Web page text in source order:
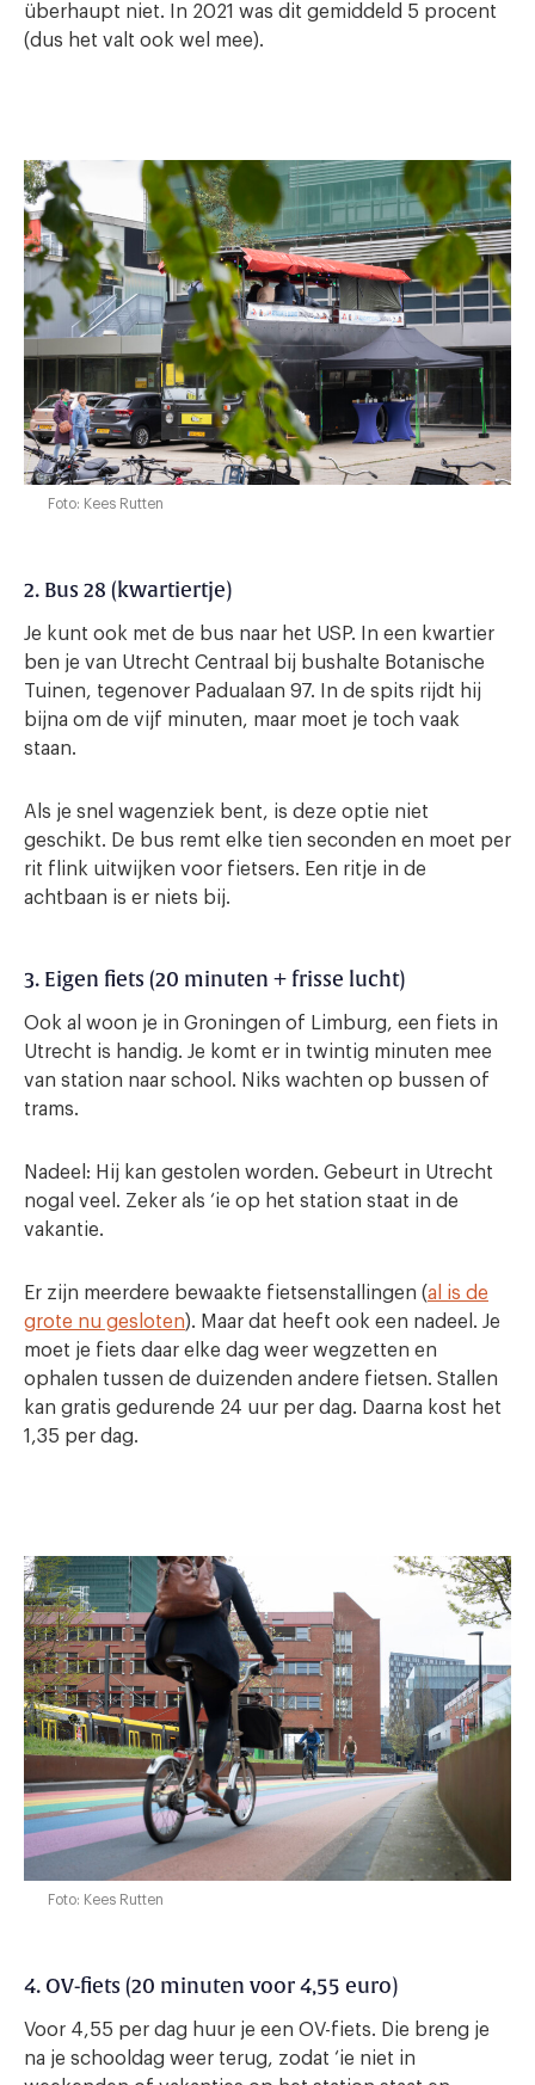
überhaupt niet. In 2021 was dit gemiddeld 5 procent
(dus het valt ook wel mee).
Foto: Kees Rutten
2. Bus 28 (kwartiertje)
Je kunt ook met de bus naar het USP. In een kwartier
ben je van Utrecht Centraal bij bushalte Botanische
Tuinen, tegenover Padualaan 97. In de spits rijdt hij
bijna om de vijf minuten, maar moet je toch vaak
staan.
Als je snel wagenziek bent, is deze optie niet
geschikt. De bus remt elke tien seconden en moet per
rit flink uitwijken voor fietsers. Een ritje in de
achtbaan is er niets bij.
3. Eigen fiets (20 minuten + frisse lucht)
Ook al woon je in Groningen of Limburg, een fiets in
Utrecht is handig. Je komt er in twintig minuten mee
van station naar school. Niks wachten op bussen of
trams.
Nadeel: Hij kan gestolen worden. Gebeurt in Utrecht
nogal veel. Zeker als ‘ie op het station staat in de
vakantie.
Er zijn meerdere bewaakte fietsenstallingen (al is de
grote nu gesloten). Maar dat heeft ook een nadeel. Je
moet je fiets daar elke dag weer wegzetten en
ophalen tussen de duizenden andere fietsen. Stallen
kan gratis gedurende 24 uur per dag. Daarna kost het
1,35 per dag.
Foto: Kees Rutten
4. OV-fiets (20 minuten voor 4,55 euro)
Voor 4,55 per dag huur je een OV-fiets. Die breng je
na je schooldag weer terug, zodat ‘ie niet in